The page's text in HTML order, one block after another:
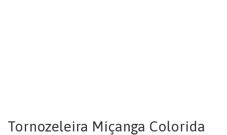
Tornozeleira Miçanga Colorida